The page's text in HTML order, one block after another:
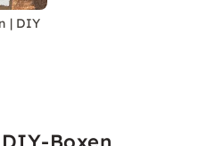
| DIY